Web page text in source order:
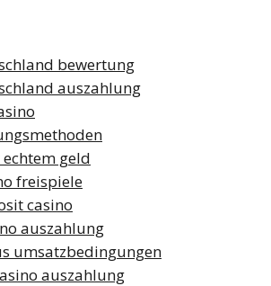
bewertung
auszahlung
geld
freispiele
casino
auszahlung
umsatzbedingungen
auszahlung